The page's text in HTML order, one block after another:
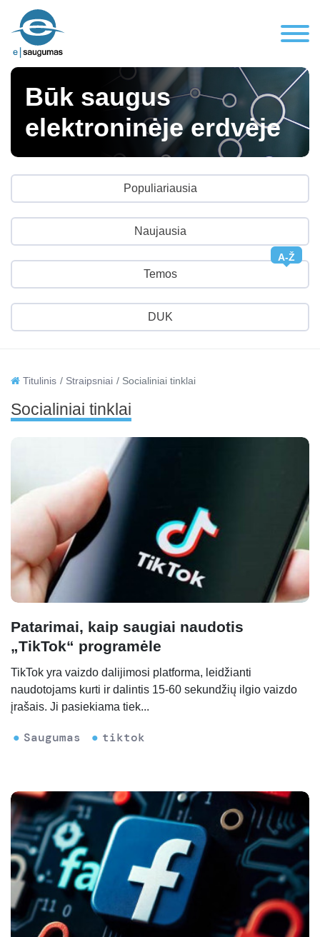
Būk saugus
elektroninėje erdvėje
Populiariausia
Naujausia
Temos
A-Ž
DUK
Titulinis Straipsniai Socialiniai tinklai
Socialiniai tinklai
Patarimai, kaip saugiai naudotis
„TikTok“ programėle
TikTok yra vaizdo dalijimosi platforma, leidžianti
naudotojams kurti ir dalintis 15-60 sekundžių ilgio vaizdo
įrašais. Ji pasiekiama tiek...
Saugumas tiktok